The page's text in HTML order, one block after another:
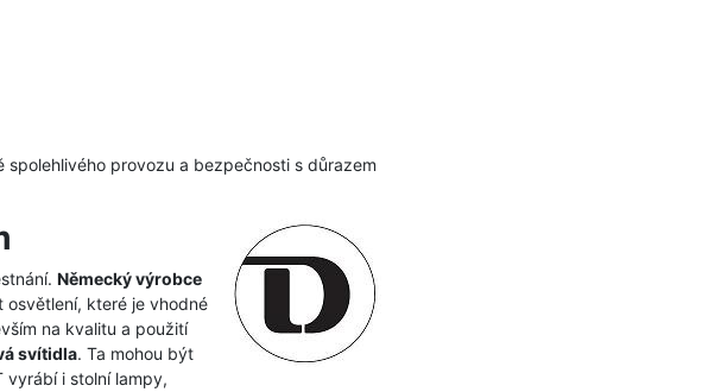
provozu a bezpečnosti s důrazem
Německý výrobce
osvětlení, které je vhodné
na kvalitu a použití
svítidla. Ta mohou být
vyrábí i stolní lampy,